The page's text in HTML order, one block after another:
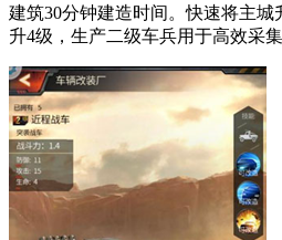
建筑30分钟建造时间。快速将主城
升4级，生产二级车兵用于高效采集